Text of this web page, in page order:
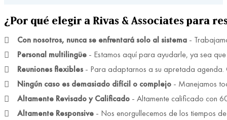
¿Por qué elegir a Rivas & Associates para
Con nosotros, nunca se enfrentará solo al sistema -
Personal multilingüe - Estamos aquí para ayudarle, ya sea
Reuniones flexibles - Para adaptarnos a su apretada agenda.
Ningún caso es demasiado difícil o complejo - Manejamos
Altamente Revisado y Calificado - Altamente calificado con
Altamente Responsive - Nos enorgullecemos de los tiempos